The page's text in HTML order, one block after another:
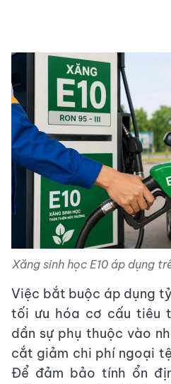
Xăng sinh học E10 áp dụng
Việc bắt buộc áp dụng
tối ưu hóa cơ cấu tiêu
dần sự phụ thuộc vào
cắt giảm chi phí ngoại
Để đảm bảo tính ổn